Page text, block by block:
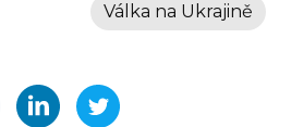
Válka na Ukrajině